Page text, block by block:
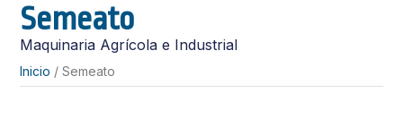
Semeato
Maquinaria Agrícola e Industrial
Inicio / Semeato